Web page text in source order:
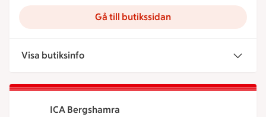
Gå till butikssidan
Visa butiksinfo
ICA Bergshamra